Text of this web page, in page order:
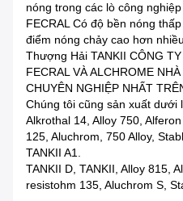
nóng trong các lò công
FECRAL Có độ bền nóng
điểm nóng chảy cao hơn
Thượng Hải TANKII CÔNG
FECRAL VÀ ALCHROME
CHUYÊN NGHIỆP NHẤT
Chúng tôi cũng sản xuất dưới
Alkrothal 14, Alloy 750,
125, Aluchrom, 750 Alloy,
TANKII A1.
TANKII D, TANKII, Alloy 815,
resistohm 135, Aluchrom S,